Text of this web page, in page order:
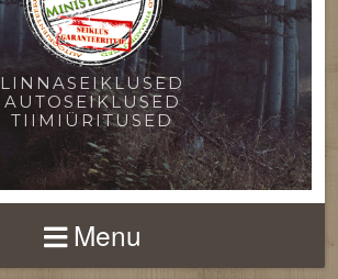
LINNASEIKLUSED
AUTOSEIKLUSED
TIIMIÜRITUSED
Menu